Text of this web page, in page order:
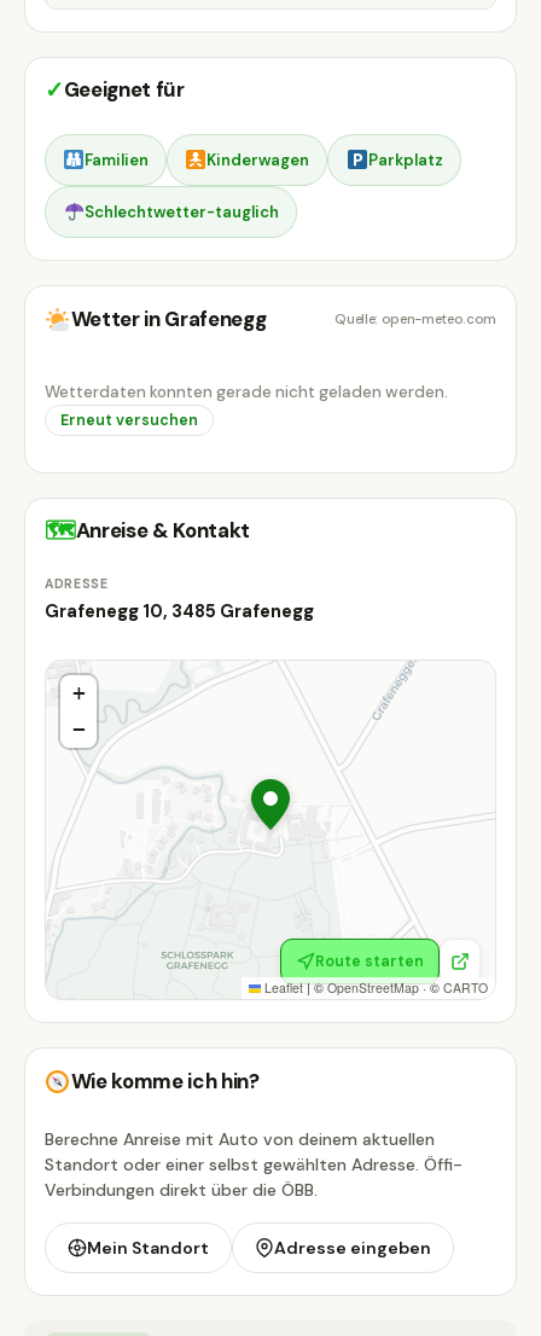
✓Geeignet für
Familien Kinderwagen Parkplatz
Schlechtwetter-tauglich
Wetter in Grafenegg Quelle: open-meteo.com
Wetterdaten konnten gerade nicht geladen werden.
Erneut versuchen
🗺Anreise & Kontakt
ADRESSE
Grafenegg 10, 3485 Grafenegg
+
−
Leaflet |©OpenStreetMap· © CARTO
Route starten
Wie komme ich hin?
Berechne Anreise mit Auto von deinem aktuellen
Standort oder einer selbst gewählten Adresse. Öffi-
Verbindungen direkt über die ÖBB.
Mein Standort Adresse eingeben